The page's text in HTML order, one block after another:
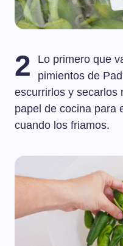
2
Lo primero que
pimientos de
escurrirlos y secarlos
papel de cocina para
cuando los friamos.